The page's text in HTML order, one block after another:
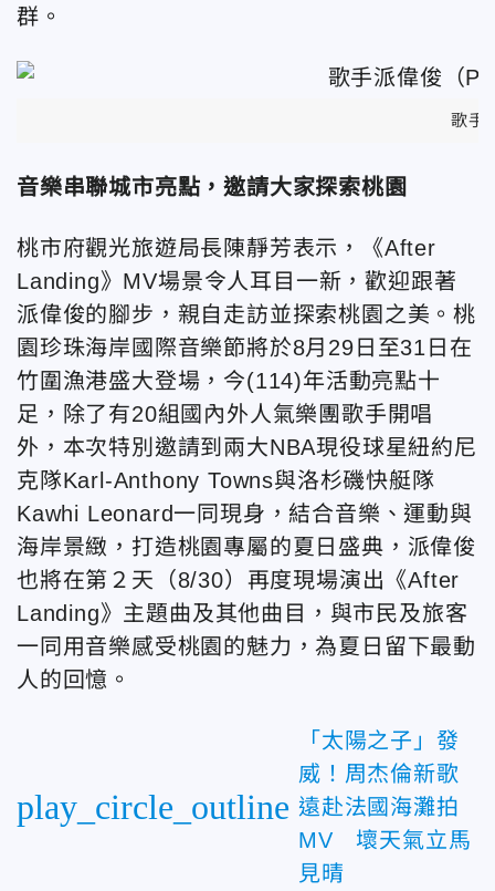
群。
歌手
音樂串聯城市亮點，邀請大家探索桃園
桃市府觀光旅遊局長陳靜芳表示，《After
Landing》MV場景令人耳目一新，歡迎跟著
派偉俊的腳步，親自走訪並探索桃園之美。桃
園珍珠海岸國際音樂節將於8月29日至31日在
竹圍漁港盛大登場，今(114)年活動亮點十
足，除了有20組國內外人氣樂團歌手開唱
外，本次特別邀請到兩大NBA現役球星紐約尼
克隊Karl-Anthony Towns與洛杉磯快艇隊
Kawhi Leonard一同現身，結合音樂、運動與
海岸景緻，打造桃園專屬的夏日盛典，派偉俊
也將在第２天（8/30）再度現場演出《After
Landing》主題曲及其他曲目，與市民及旅客
一同用音樂感受桃園的魅力，為夏日留下最動
人的回憶。
play_circle_outline
「太陽之子」發
威！周杰倫新歌
遠赴法國海灘拍
MV 壞天氣立馬
見晴